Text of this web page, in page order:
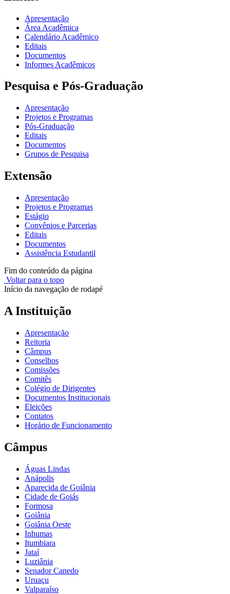
Apresentação
Área Acadêmica
Calendário Acadêmico
Editais
Documentos
Informes Acadêmicos
Pesquisa e Pós-Graduação
Apresentação
Projetos e Programas
Pós-Graduação
Editais
Documentos
Grupos de Pesquisa
Extensão
Apresentação
Projetos e Programas
Estágio
Convênios e Parcerias
Editais
Documentos
Assistência Estudantil
Fim do conteúdo da página
Voltar para o topo
Início da navegação de rodapé
A Instituição
Apresentação
Reitoria
Câmpus
Conselhos
Comissões
Comitês
Colégio de Dirigentes
Documentos Institucionais
Eleições
Contatos
Horário de Funcionamento
Câmpus
Águas Lindas
Anápolis
Aparecida de Goiânia
Cidade de Goiás
Formosa
Goiânia
Goiânia Oeste
Inhumas
Itumbiara
Jataí
Luziânia
Senador Canedo
Uruaçu
Valparaíso